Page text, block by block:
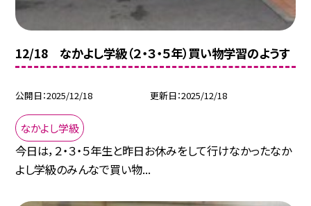
12/18 なかよし学級（２・３・５年）買い物学習のようす
公開日 2025/12/18 更新日 2025/12/18
なかよし学級
今日は，２・３・５年生と昨日お休みをして行けなかったなか
よし学級のみんなで買い物...